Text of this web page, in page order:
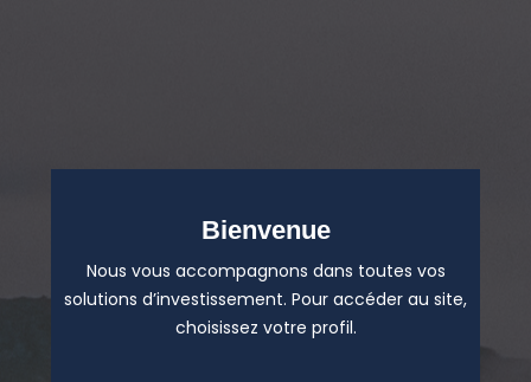
Bienvenue
Nous vous accompagnons dans toutes vos
solutions d’investissement. Pour accéder au site,
choisissez votre profil.